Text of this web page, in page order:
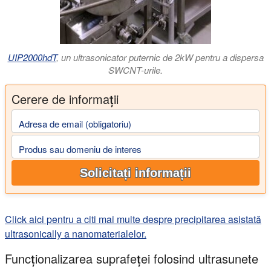
UIP2000hdT, un ultrasonicator puternic de 2kW pentru a dispersa
SWCNT-urile.
Cerere de informații
Adresa de email (obligatoriu)
Produs sau domeniu de interes
Solicitați informații
Click aici pentru a citi mai multe despre precipitarea asistată
ultrasonically a nanomaterialelor.
Funcționalizarea suprafeței folosind ultrasunete